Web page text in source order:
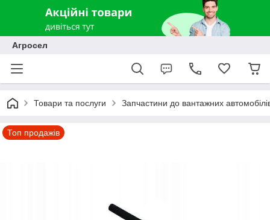
Агросел
Товари та послуги Запчастини до вантажних
Топ продажів